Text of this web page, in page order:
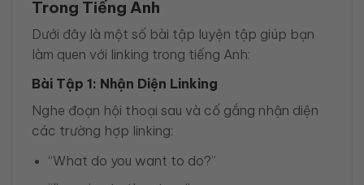
Trong Tiếng Anh
Dưới đây là một số bài tập luyện tập giúp bạn
làm quen với linking trong tiếng Anh:
Bài Tập 1: Nhận Diện Linking
Nghe đoạn hội thoại sau và cố gắng nhận diện
các trường hợp linking:
“What do you want to do?”